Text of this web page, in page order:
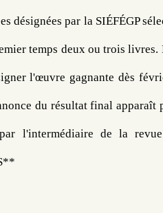
désignées par la SIÉFÉGP
temps deux ou trois livres.
l'œuvre gagnante dès
du résultat final apparaît
l'intermédiaire de la